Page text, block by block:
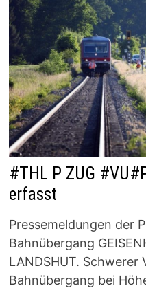
#THL P ZUG
erfasst
Pressemeldungen der
Bahnübergang
LANDSHUT. Schwerer
Bahnübergang bei